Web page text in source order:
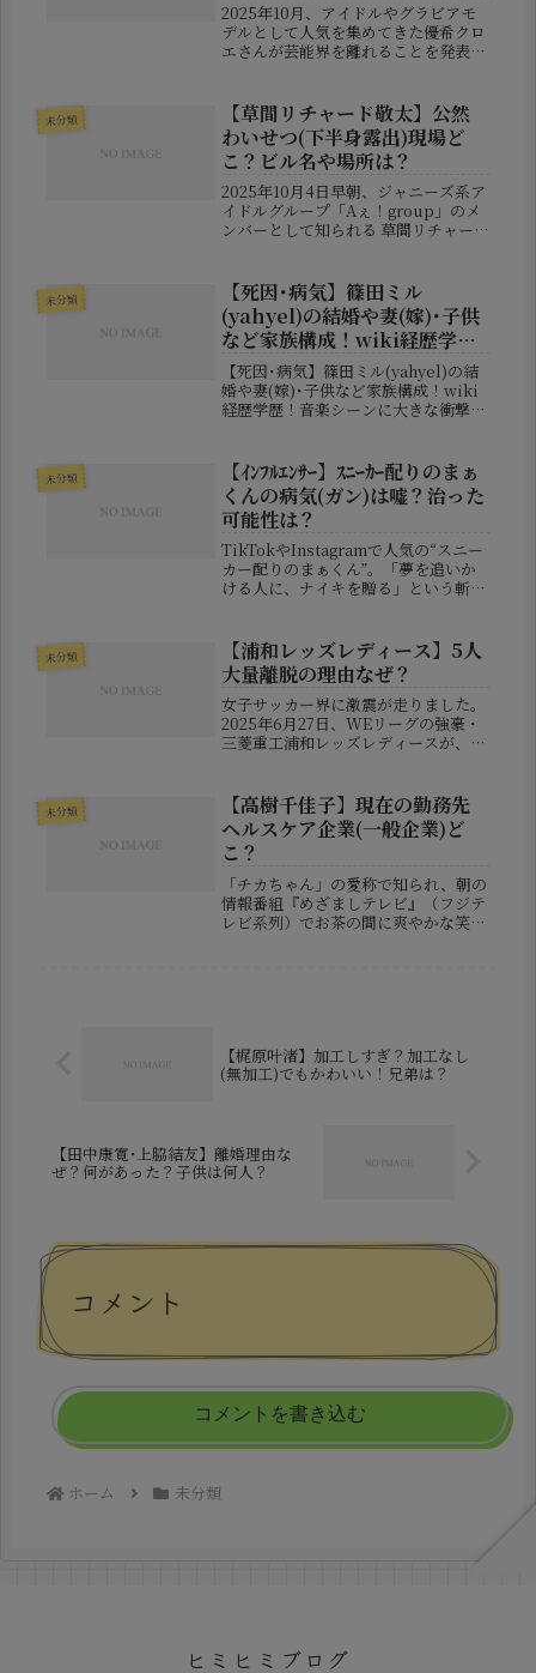
2025年10月、アイドルやグラビアモ
デルとして人気を集めてきた優希クロ
エさんが芸能界を離れることを発表し
か？」と様々な憶測が飛び交っていま
す。この記事では、彼女のプロフィ
ー...
未分類
【草間リチャード敬太】公然
わいせつ(下半身露出)現場ど
こ？ビル名や場所は？
2025年10月4日早朝、ジャニーズ系ア
イドルグループ「Aぇ！group」のメ
ンバーとして知られる 草間リチャー
が飛び込みました。テレビ番組『ザ！
鉄腕！DASH!!』などで...
未分類
【死因･病気】篠田ミル
(yahyel)の結婚や妻(嫁)･子供
など家族構成！wiki経歴学
歴！
【死因･病気】篠田ミル(yahyel)の結
婚や妻(嫁)･子供など家族構成！wiki
経歴学歴！音楽シーンに大きな衝撃が
の音楽性で高い評価を受けていたバン
ド「yahyel（ヤイ...
未分類
【ｲﾝﾌﾙｴﾝｻｰ】ｽﾆｰｶｰ配りのまぁ
くんの病気(ガン)は嘘？治った
可能性は？
TikTokやInstagramで人気の“スニー
カー配りのまぁくん”。「夢を追いか
ける人に、ナイキを贈る」という斬新
た。しかし、そんな彼に突如として浮
上した“死亡説”や“末期...
未分類
【浦和レッズレディース】5人
大量離脱の理由なぜ？
女子サッカー界に激震が走りました。
2025年6月27日、WEリーグの強豪・
三菱重工浦和レッズレディースが、所
にチームを離れるというのは、まさ
に“異常事態”といえるでしょう。...
未分類
【高樹千佳子】現在の勤務先
ヘルスケア企業(一般企業)ど
こ？
「チカちゃん」の愛称で知られ、朝の
情報番組『めざましテレビ』（フジテ
レビ系列）でお茶の間に爽やかな笑顔
【梶原叶渚】加工しすぎ？加工なし
(無加工)でもかわいい！兄弟は？
【田中康寛･上脇結友】離婚理由な
ぜ？何があった？子供は何人？
コメント
コメントを書き込む
ホーム 未分類
ヒミヒミブログ